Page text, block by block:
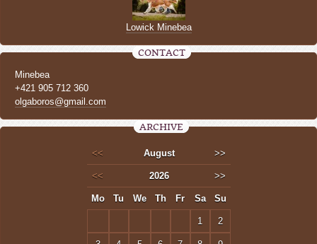
Lowick Minebea
CONTACT
Minebea
+421 905 712 360
olgaboros@gmail.com
ARCHIVE
<< August >>
<< 2026 >>
Mo Tu We Th Fr Sa Su
1 2